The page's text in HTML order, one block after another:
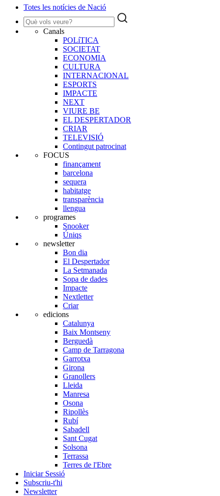
Totes les notícies de Nació
Canals
POLíTICA
SOCIETAT
ECONOMIA
CULTURA
INTERNACIONAL
ESPORTS
IMPACTE
NEXT
VIURE BE
EL DESPERTADOR
CRIAR
TELEVISIÓ
Contingut patrocinat
FOCUS
finançament
barcelona
sequera
habitatge
transparència
llengua
programes
Snooker
Úniqs
newsletter
Bon dia
El Despertador
La Setmanada
Sopa de dades
Impacte
Nextletter
Criar
edicions
Catalunya
Baix Montseny
Berguedà
Camp de Tarragona
Garrotxa
Girona
Granollers
Lleida
Manresa
Osona
Ripollès
Rubí
Sabadell
Sant Cugat
Solsona
Terrassa
Terres de l'Ebre
Iniciar Sessió
Subscriu-t'hi
Newsletter